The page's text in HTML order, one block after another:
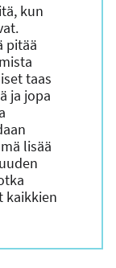
kun
pitää
taas
ja jopa
lisää
kaikkien